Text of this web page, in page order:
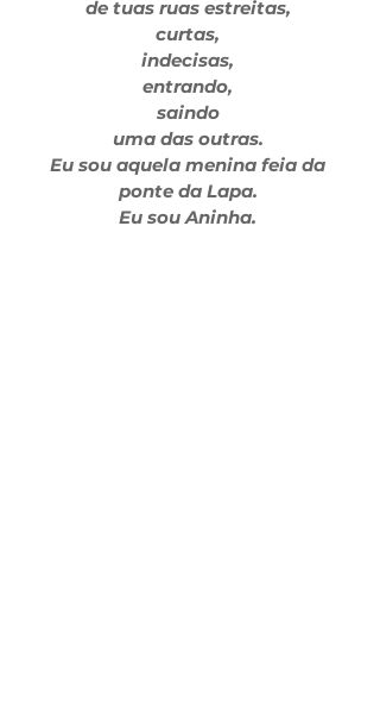
de tuas ruas estreitas,
curtas,
indecisas,
entrando,
saindo
uma das outras.
Eu sou aquela menina feia da
ponte da Lapa.
Eu sou Aninha.